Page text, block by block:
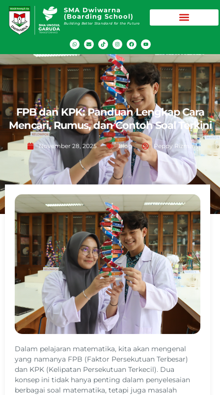
SMA Dwiwarna
(Boarding School)
Building Better Standard for the Future
FPB dan KPK: Panduan Lengkap Cara
Mencari, Rumus, dan Contoh Soal Terkini
November 28, 2025 Blog Peppy Rizma
Dalam pelajaran matematika, kita akan mengenal
yang namanya FPB (Faktor Persekutuan Terbesar)
dan KPK (Kelipatan Persekutuan Terkecil). Dua
konsep ini tidak hanya penting dalam penyelesaian
berbagai soal matematika, tetapi juga masalah